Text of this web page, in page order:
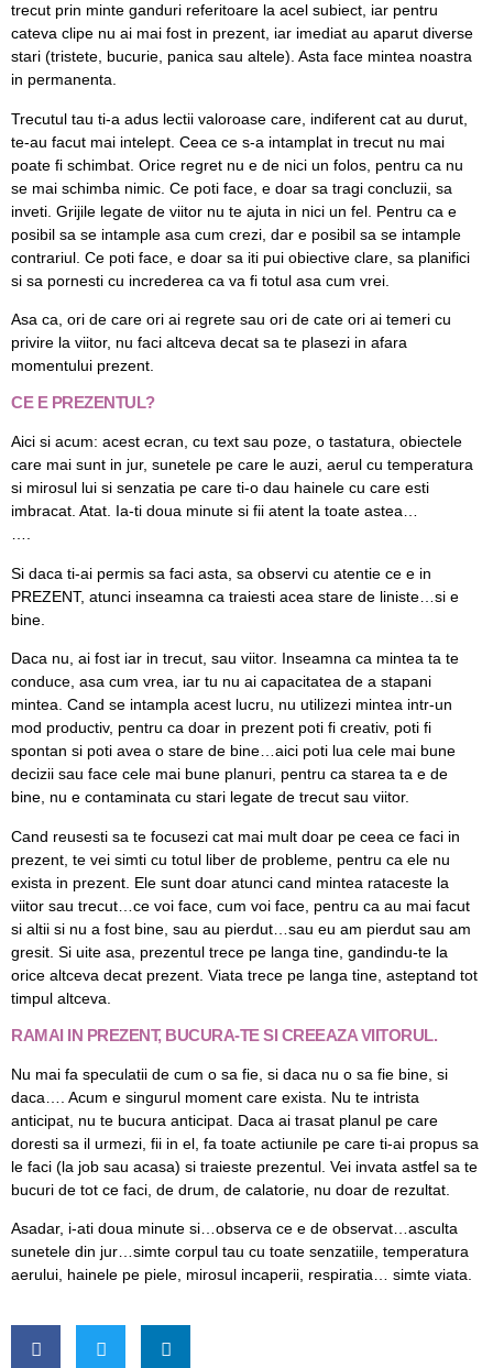
trecut prin minte ganduri referitoare la acel subiect, iar pentru
cateva clipe nu ai mai fost in prezent, iar imediat au aparut diverse
stari (tristete, bucurie, panica sau altele). Asta face mintea noastra
in permanenta.
Trecutul tau ti-a adus lectii valoroase care, indiferent cat au durut,
te-au facut mai intelept. Ceea ce s-a intamplat in trecut nu mai
poate fi schimbat. Orice regret nu e de nici un folos, pentru ca nu
se mai schimba nimic. Ce poti face, e doar sa tragi concluzii, sa
inveti. Grijile legate de viitor nu te ajuta in nici un fel. Pentru ca e
posibil sa se intample asa cum crezi, dar e posibil sa se intample
contrariul. Ce poti face, e doar sa iti pui obiective clare, sa planifici
si sa pornesti cu increderea ca va fi totul asa cum vrei.
Asa ca, ori de care ori ai regrete sau ori de cate ori ai temeri cu
privire la viitor, nu faci altceva decat sa te plasezi in afara
momentului prezent.
CE E PREZENTUL?
Aici si acum: acest ecran, cu text sau poze, o tastatura, obiectele
care mai sunt in jur, sunetele pe care le auzi, aerul cu temperatura
si mirosul lui si senzatia pe care ti-o dau hainele cu care esti
imbracat. Atat. Ia-ti doua minute si fii atent la toate astea…
….
Si daca ti-ai permis sa faci asta, sa observi cu atentie ce e in
PREZENT, atunci inseamna ca traiesti acea stare de liniste…si e
bine.
Daca nu, ai fost iar in trecut, sau viitor. Inseamna ca mintea ta te
conduce, asa cum vrea, iar tu nu ai capacitatea de a stapani
mintea. Cand se intampla acest lucru, nu utilizezi mintea intr-un
mod productiv, pentru ca doar in prezent poti fi creativ, poti fi
spontan si poti avea o stare de bine…aici poti lua cele mai bune
decizii sau face cele mai bune planuri, pentru ca starea ta e de
bine, nu e contaminata cu stari legate de trecut sau viitor.
Cand reusesti sa te focusezi cat mai mult doar pe ceea ce faci in
prezent, te vei simti cu totul liber de probleme, pentru ca ele nu
exista in prezent. Ele sunt doar atunci cand mintea rataceste la
viitor sau trecut…ce voi face, cum voi face, pentru ca au mai facut
si altii si nu a fost bine, sau au pierdut…sau eu am pierdut sau am
gresit. Si uite asa, prezentul trece pe langa tine, gandindu-te la
orice altceva decat prezent. Viata trece pe langa tine, asteptand tot
timpul altceva.
RAMAI IN PREZENT, BUCURA-TE SI CREEAZA VIITORUL.
Nu mai fa speculatii de cum o sa fie, si daca nu o sa fie bine, si
daca…. Acum e singurul moment care exista. Nu te intrista
anticipat, nu te bucura anticipat. Daca ai trasat planul pe care
doresti sa il urmezi, fii in el, fa toate actiunile pe care ti-ai propus sa
le faci (la job sau acasa) si traieste prezentul. Vei invata astfel sa te
bucuri de tot ce faci, de drum, de calatorie, nu doar de rezultat.
Asadar, i-ati doua minute si…observa ce e de observat…asculta
sunetele din jur…simte corpul tau cu toate senzatiile, temperatura
aerului, hainele pe piele, mirosul incaperii, respiratia… simte viata.